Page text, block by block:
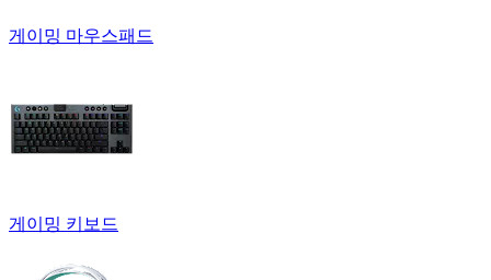
게이밍 마우스패드
게이밍 키보드